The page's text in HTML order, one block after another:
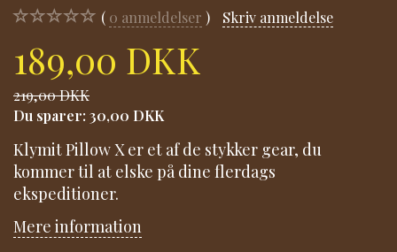
0 anmeldelser Skriv anmeldelse
189,00 DKK
219,00 DKK
Du sparer: 30,00 DKK
Klymit Pillow X er et af de stykker gear, du
kommer til at elske på dine flerdags
ekspeditioner.
Mere information